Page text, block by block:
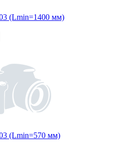
(Lmin=1400 мм)
(Lmin=570 мм)